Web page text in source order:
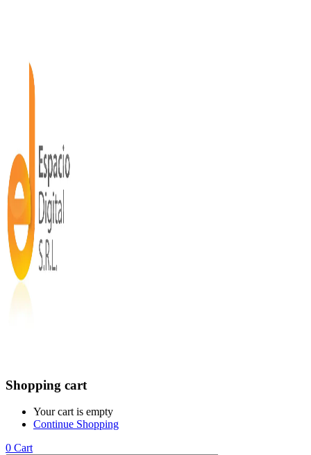
Shopping cart
Your cart is empty
Continue Shopping
0 Cart